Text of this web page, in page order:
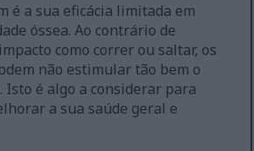
é a sua eficácia limitada em
óssea. Ao contrário de
como correr ou saltar, os
não estimular tão bem o
Isto é algo a considerar para
a sua saúde geral e